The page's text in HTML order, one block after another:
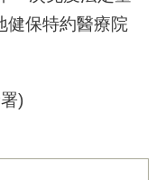
健保特約醫療院
)